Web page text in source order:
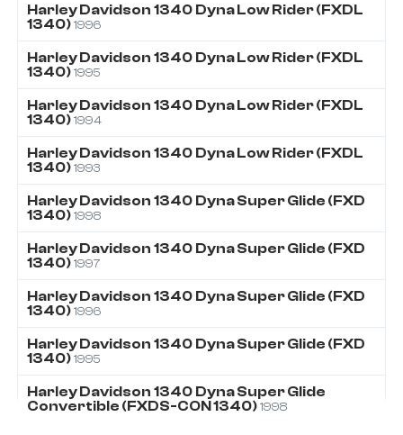
Harley Davidson 1340 Dyna Low Rider (FXDL
1340) 1996
Harley Davidson 1340 Dyna Low Rider (FXDL
1340) 1995
Harley Davidson 1340 Dyna Low Rider (FXDL
1340) 1994
Harley Davidson 1340 Dyna Low Rider (FXDL
1340) 1993
Harley Davidson 1340 Dyna Super Glide (FXD
1340) 1998
Harley Davidson 1340 Dyna Super Glide (FXD
1340) 1997
Harley Davidson 1340 Dyna Super Glide (FXD
1340) 1996
Harley Davidson 1340 Dyna Super Glide (FXD
1340) 1995
Harley Davidson 1340 Dyna Super Glide
Convertible (FXDS-CON 1340) 1998